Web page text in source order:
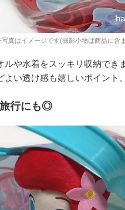
真はイメージです(撮影小物は商品に含
ルや水着をスッキリ収納でき
よい透け感も嬉しいポイント。
行にも◎